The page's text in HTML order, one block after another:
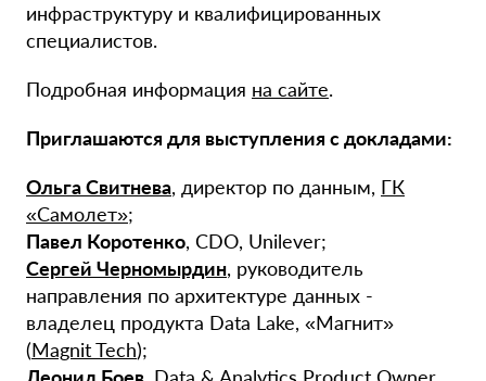
инфраструктуру и квалифицированных
специалистов.
Подробная информация на сайте.
Приглашаются для выступления с докладами:
Ольга Свитнева, директор по данным, ГК
«Самолет»;
Павел Коротенко, СDO, Unilever;
Сергей Черномырдин, руководитель
направления по архитектуре данных -
владелец продукта Data Lake, «Магнит»
(Magnit Tech);